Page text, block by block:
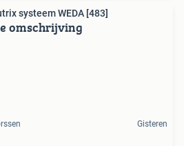
systeem WEDA [483]
omschrijving
Gisteren